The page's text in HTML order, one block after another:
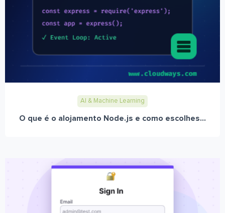
AI & Machine Learning
O que é o alojamento Node.js e como escolhes...